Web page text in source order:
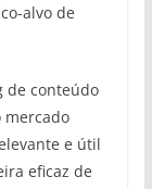
alvo de
de conteúdo
e útil
eficaz de